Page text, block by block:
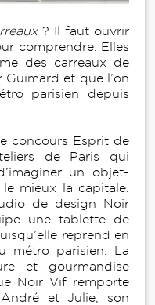
? Il faut ouvrir
comprendre. Elles
des carreaux de
et que l’on
parisien depuis
concours Esprit de
de Paris qui
un objet-
mieux la capitale.
de design Noir
une tablette de
reprend en
métro parisien. La
et gourmandise
Noir Vif remporte
et Julie, son